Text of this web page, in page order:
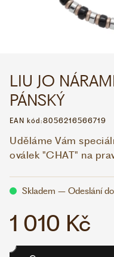
VOLEJTE
LIU JO
PÁNSKÝ
EAN kód:8056216566719
Uděláme Vám
oválek "CHAT" na
Skladem – Odeslání
1 010 Kč